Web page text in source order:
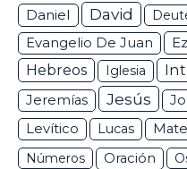
Daniel David
Evangelio De Juan
Hebreos
Iglesia
Jeremías Jesús
Levítico
Lucas
Números Oración